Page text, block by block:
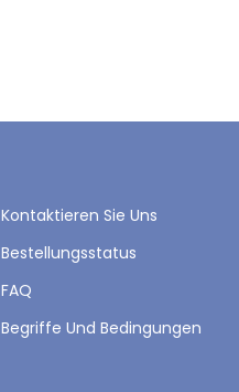
Kontaktieren Sie Uns
Bestellungsstatus
FAQ
Begriffe Und Bedingungen